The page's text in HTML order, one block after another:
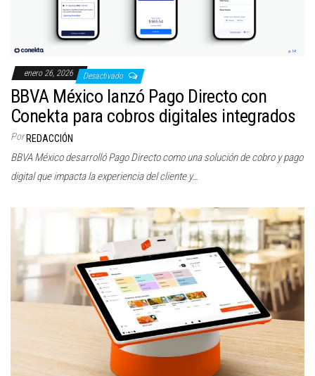
enero 26, 2026 Desactivado
BBVA México lanzó Pago Directo con
Conekta para cobros digitales integrados
Por REDACCIÓN
BBVA México desarrolló Pago Directo como una solución de cobro y pago
digital que impacta la experiencia del cliente y…